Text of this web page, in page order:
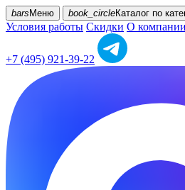
bars Меню book_circleКаталог по
Условия работы Скидки О компании
+7 (495) 921-39-22